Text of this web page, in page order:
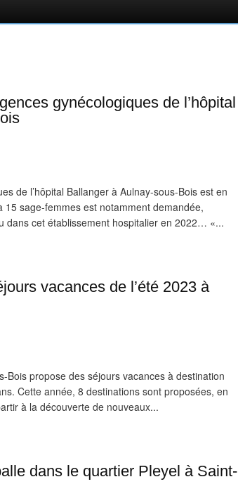
gynécologiques de l’hôpital
de l’hôpital Ballanger à Aulnay-sous-Bois est en
15 sage-femmes est notamment demandée,
dans cet établissement hospitalier en 2022… «...
vacances de l’été 2023 à
Bois propose des séjours vacances à destination
Cette année, 8 destinations sont proposées, en
à la découverte de nouveaux...
dans le quartier Pleyel à Saint-